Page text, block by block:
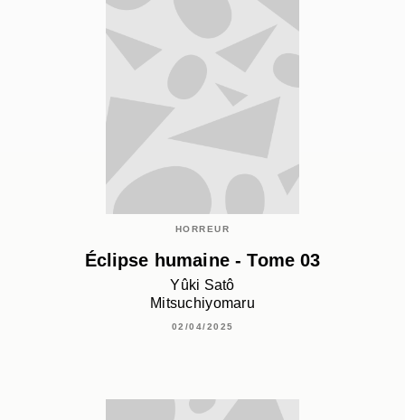
HORREUR
Éclipse humaine - Tome 03
Yûki Satô
Mitsuchiyomaru
02/04/2025